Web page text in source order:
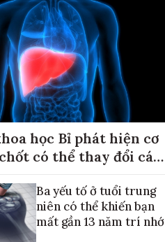
học Bỉ phát hiện cơ
có thể thay đổi cách
Ba yếu tố ở tuổi trung
niên có thể khiến bạn
mất gần 13 năm trí nhớ